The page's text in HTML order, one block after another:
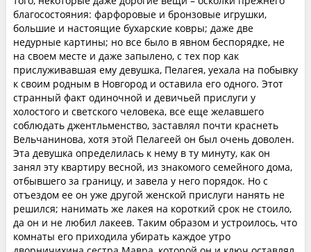
благосостояния: фарфоровые и бронзовые игрушки,
большие и настоящие бухарские ковры; даже две
недурные картины; но все было в явном беспорядке, не
на своем месте и даже запылено, с тех пор как
прислуживавшая ему девушка, Пелагея, уехала на побывку
к своим родным в Новгород и оставила его одного. Этот
странный факт одиночной и девичьей прислуги у
холостого и светского человека, все еще желавшего
соблюдать джентльменство, заставлял почти краснеть
Вельчанинова, хотя этой Пелагеей он был очень доволен.
Эта девушка определилась к нему в ту минуту, как он
занял эту квартиру весной, из знакомого семейного дома,
отбывшего за границу, и завела у него порядок. Но с
отъездом ее он уже другой женской прислуги нанять не
решился; нанимать же лакея на короткий срок не стоило,
да он и не любил лакеев. Таким образом и устроилось, что
комнаты его приходила убирать каждое утро